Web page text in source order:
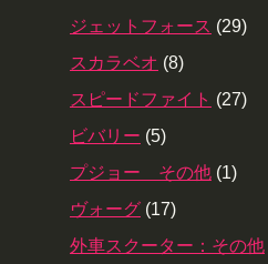
ジェットフォース (29)
スカラベオ (8)
スピードファイト (27)
ビバリー (5)
プジョー その他 (1)
ヴォーグ (17)
外車スクーター：その他